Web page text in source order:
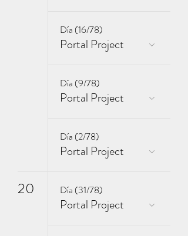
Día (16/78)
Portal Project
Día (9/78)
Portal Project
Día (2/78)
Portal Project
20 Día (31/78)
Portal Project